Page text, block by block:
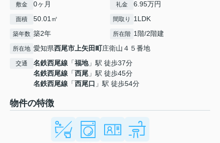
敷金 0ヶ月 礼金 6.95万円
面積 50.01㎡ 間取り 1LDK
築年数 築2年 所在階 1階/2階建
所在地 愛知県西尾市上矢田町庄衛山４５番地
交通 名鉄西尾線 「福地」駅 徒歩37分
名鉄西尾線 「西尾 」駅 徒歩45分
名鉄西尾線 「西尾口 」駅 徒歩54分
物件の特徴